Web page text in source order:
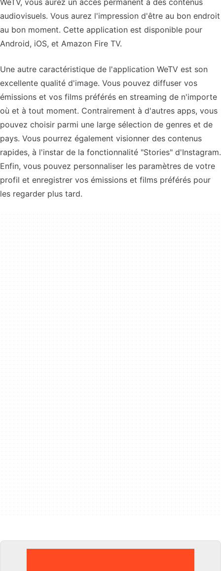
WeTV, vous aurez un accès permanent à des contenus
audiovisuels. Vous aurez l'impression d'être au bon endroit
au bon moment. Cette application est disponible pour
Android, iOS, et Amazon Fire TV.
Une autre caractéristique de l'application WeTV est son
excellente qualité d'image. Vous pouvez diffuser vos
émissions et vos films préférés en streaming de n'importe
où et à tout moment. Contrairement à d'autres apps, vous
pouvez choisir parmi une large sélection de genres et de
pays. Vous pourrez également visionner des contenus
rapides, à l'instar de la fonctionnalité "Stories" d'Instagram.
Enfin, vous pouvez personnaliser les paramètres de votre
profil et enregistrer vos émissions et films préférés pour
les regarder plus tard.